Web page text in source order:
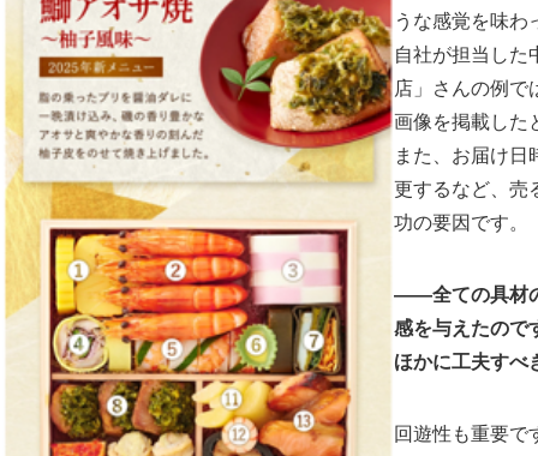
うな感覚を味わ
自社が担当した
店」さんの例で
画像を掲載した
また、お届け日
更するなど、売
功の要因です。
――全ての具材
感を与えたので
ほかに工夫すべ
回遊性も重要で